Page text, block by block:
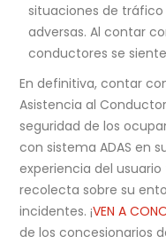
situaciones de
adversas. Al contar
conductores se
En definitiva, contar
Asistencia al
seguridad de los
con sistema ADAS en
experiencia del
recolecta sobre su
incidentes. ¡VEN A
de los concesionarios